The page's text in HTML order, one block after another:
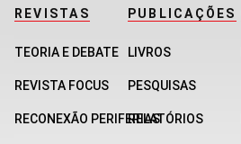
REVISTAS
TEORIA E DEBATE
REVISTA FOCUS
RECONEXÃO PERIFERIAS
PUBLICAÇÕES
LIVROS
PESQUISAS
RELATÓRIOS